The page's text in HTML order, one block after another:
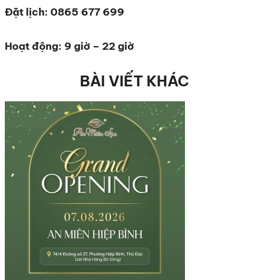
Đặt lịch: 0865 677 699
Hoạt động: 9 giờ – 22 giờ
BÀI VIẾT KHÁC